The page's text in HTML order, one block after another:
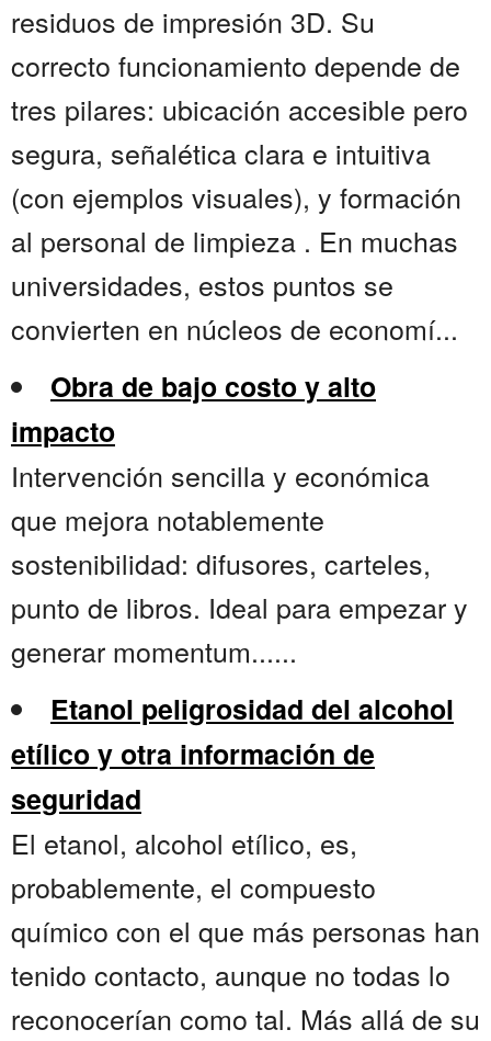
residuos de impresión 3D. Su
correcto funcionamiento depende de
tres pilares: ubicación accesible pero
segura, señalética clara e intuitiva
(con ejemplos visuales), y formación
al personal de limpieza . En muchas
universidades, estos puntos se
convierten en núcleos de economí...
Obra de bajo costo y alto
impacto
Intervención sencilla y económica
que mejora notablemente
sostenibilidad: difusores, carteles,
punto de libros. Ideal para empezar y
generar momentum......
Etanol peligrosidad del alcohol
etílico y otra información de
seguridad
El etanol, alcohol etílico, es,
probablemente, el compuesto
químico con el que más personas han
tenido contacto, aunque no todas lo
reconocerían como tal. Más allá de su